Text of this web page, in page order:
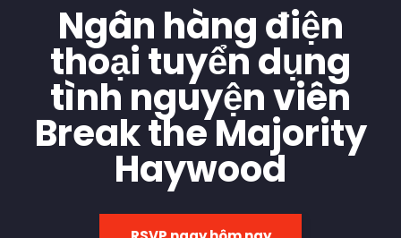
Ngân hàng điện
thoại tuyển dụng
tình nguyện viên
Break the Majority
Haywood